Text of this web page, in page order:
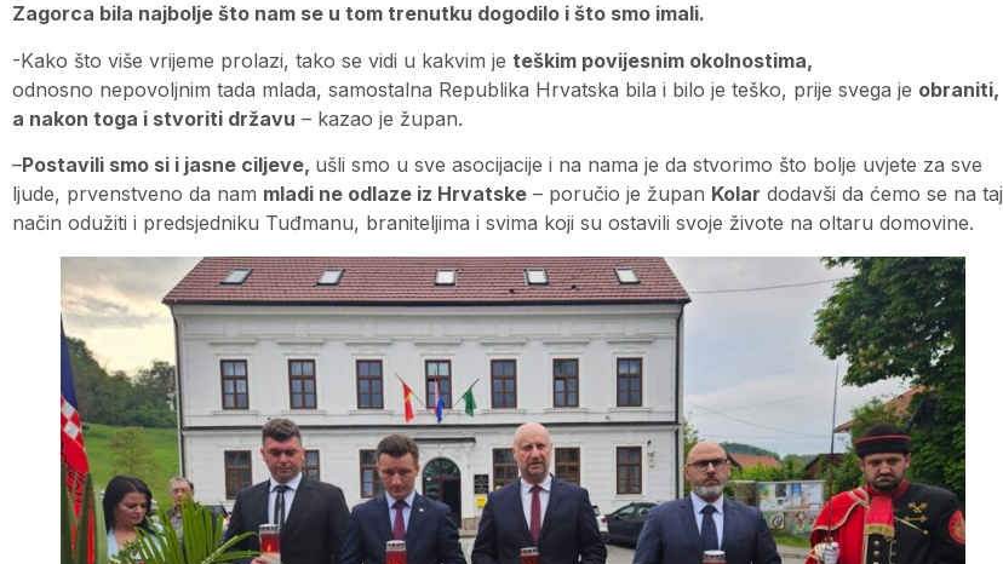
Zagorca bila najbolje što nam se u tom trenutku dogodilo i što smo imali.
-Kako što više vrijeme prolazi, tako se vidi u kakvim je teškim povijesnim okolnostima,
odnosno nepovoljnim tada mlada, samostalna Republika Hrvatska bila i bilo je teško, prije svega je obraniti,
a nakon toga i stvoriti državu – kazao je župan.
–Postavili smo si i jasne ciljeve, ušli smo u sve asocijacije i na nama je da stvorimo što bolje uvjete za sve
ljude, prvenstveno da nam mladi ne odlaze iz Hrvatske – poručio je župan Kolar dodavši da ćemo se na taj
način odužiti i predsjedniku Tuđmanu, braniteljima i svima koji su ostavili svoje živote na oltaru domovine.